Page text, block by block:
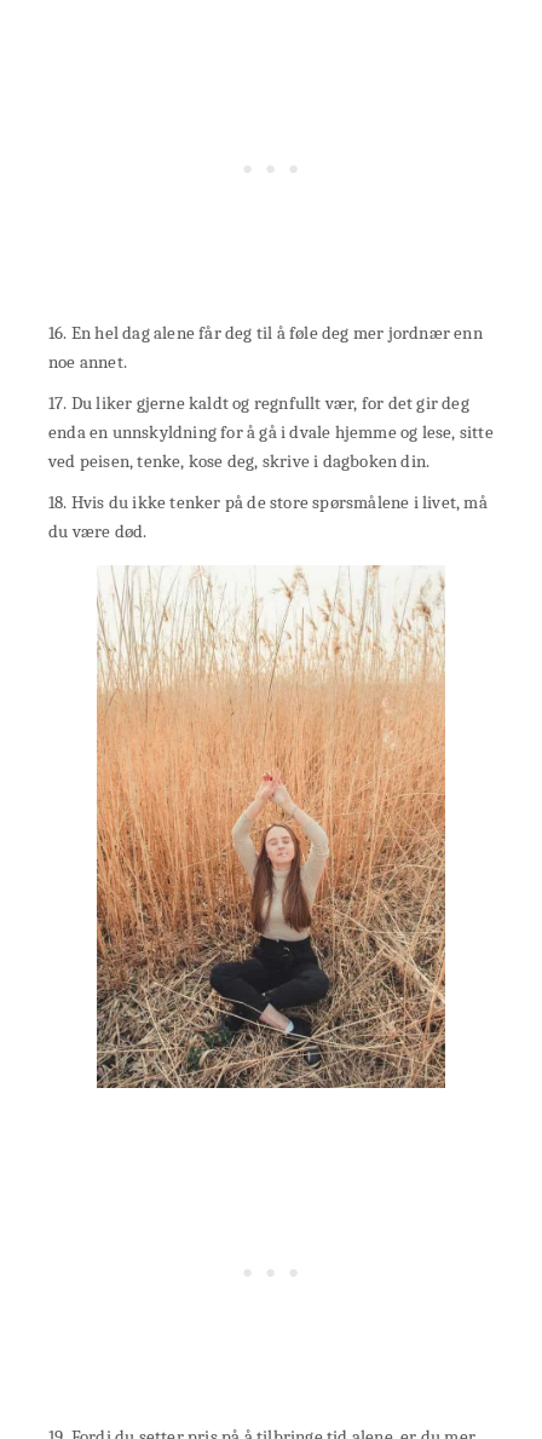
16. En hel dag alene får deg til å føle deg mer jordnær enn
noe annet.
17. Du liker gjerne kaldt og regnfullt vær, for det gir deg
enda en unnskyldning for å gå i dvale hjemme og lese, sitte
ved peisen, tenke, kose deg, skrive i dagboken din.
18. Hvis du ikke tenker på de store spørsmålene i livet, må
du være død.